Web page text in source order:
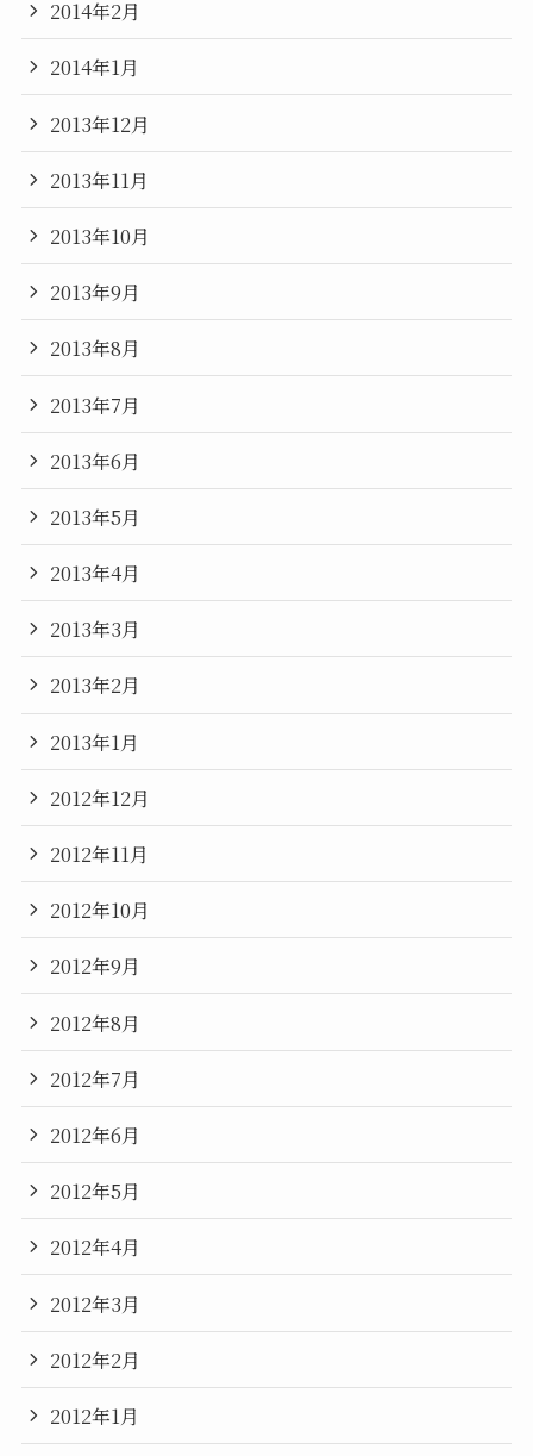
2014年2月
2014年1月
2013年12月
2013年11月
2013年10月
2013年9月
2013年8月
2013年7月
2013年6月
2013年5月
2013年4月
2013年3月
2013年2月
2013年1月
2012年12月
2012年11月
2012年10月
2012年9月
2012年8月
2012年7月
2012年6月
2012年5月
2012年4月
2012年3月
2012年2月
2012年1月